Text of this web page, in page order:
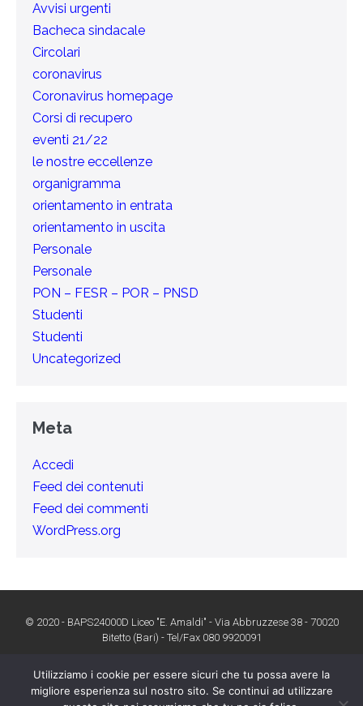
Avvisi urgenti
Bacheca sindacale
Circolari
coronavirus
Coronavirus homepage
Corsi di recupero
eventi 21/22
le nostre eccellenze
organigramma
orientamento in entrata
orientamento in uscita
Personale
Personale
PON – FESR – POR – PNSD
Studenti
Studenti
Uncategorized
Meta
Accedi
Feed dei contenuti
Feed dei commenti
WordPress.org
© 2020 - BAPS24000D Liceo "E. Amaldi" - Via Abbruzzese 38 - 70020
Bitetto (Bari) - Tel/Fax 080 9920091
Utilizziamo i cookie per essere sicuri che tu possa avere la
migliore esperienza sul nostro sito. Se continui ad utilizzare